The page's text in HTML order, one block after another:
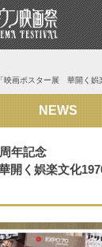
タウン映
映画ポスター展 華開く娯
NEWS
年記念
開く娯楽文化